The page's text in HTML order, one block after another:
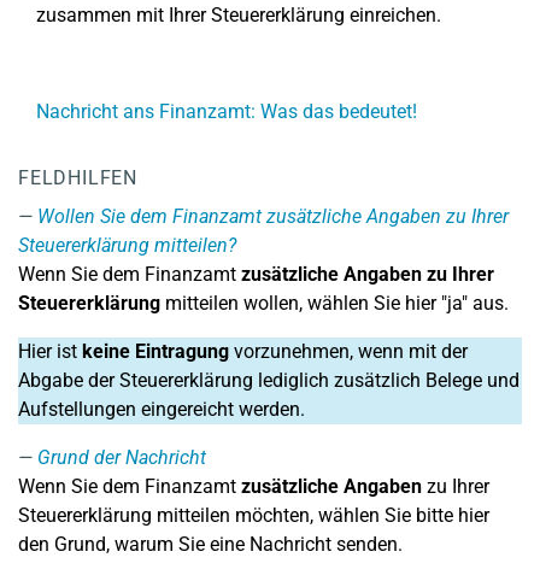
zusammen mit Ihrer Steuererklärung einreichen.
Nachricht ans Finanzamt: Was das bedeutet!
FELDHILFEN
Wollen Sie dem Finanzamt zusätzliche Angaben zu Ihrer
Steuererklärung mitteilen?
Wenn Sie dem Finanzamt zusätzliche Angaben zu Ihrer
Steuererklärung mitteilen wollen, wählen Sie hier "ja" aus.
Hier ist keine Eintragung vorzunehmen, wenn mit der
Abgabe der Steuererklärung lediglich zusätzlich Belege und
Aufstellungen eingereicht werden.
Grund der Nachricht
Wenn Sie dem Finanzamt zusätzliche Angaben zu Ihrer
Steuererklärung mitteilen möchten, wählen Sie bitte hier
den Grund, warum Sie eine Nachricht senden.